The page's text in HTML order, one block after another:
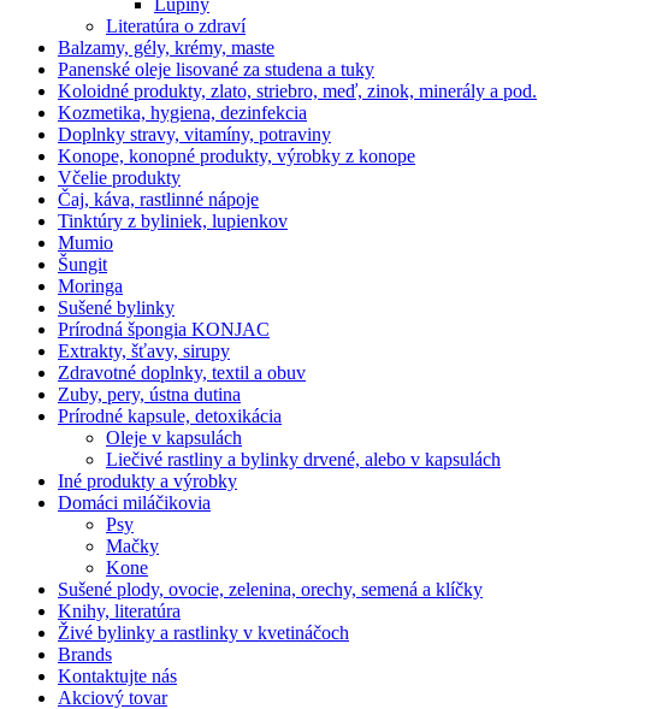
Lupiny
Literatúra o zdraví
Balzamy, gély, krémy, maste
Panenské oleje lisované za studena a tuky
Koloidné produkty, zlato, striebro, meď, zinok, minerály a pod.
Kozmetika, hygiena, dezinfekcia
Doplnky stravy, vitamíny, potraviny
Konope, konopné produkty, výrobky z konope
Včelie produkty
Čaj, káva, rastlinné nápoje
Tinktúry z byliniek, lupienkov
Mumio
Šungit
Moringa
Sušené bylinky
Prírodná špongia KONJAC
Extrakty, šťavy, sirupy
Zdravotné doplnky, textil a obuv
Zuby, pery, ústna dutina
Prírodné kapsule, detoxikácia
Oleje v kapsulách
Liečivé rastliny a bylinky drvené, alebo v kapsulách
Iné produkty a výrobky
Domáci miláčikovia
Psy
Mačky
Kone
Sušené plody, ovocie, zelenina, orechy, semená a klíčky
Knihy, literatúra
Živé bylinky a rastlinky v kvetináčoch
Brands
Kontaktujte nás
Akciový tovar